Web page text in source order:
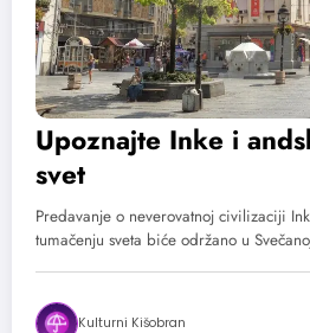
Upoznajte Inke i
svet
Predavanje o neverovatnoj civilizaciji
tumačenju sveta biće održano u
Kulturni Kišobran